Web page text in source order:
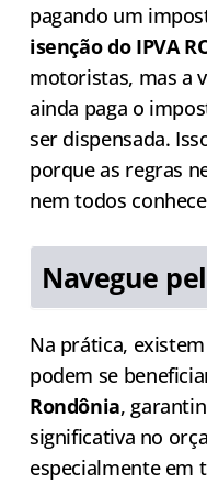
pagando um
isenção do IPVA
motoristas, mas a
ainda paga o
ser dispensada.
porque as regras
nem todos
Navegue
Na prática,
podem se
Rondônia,
significativa no
especialmente em